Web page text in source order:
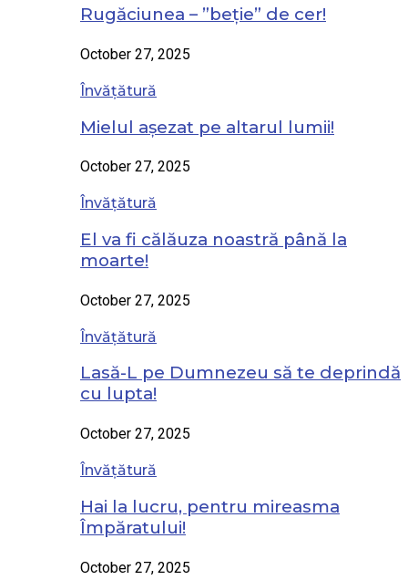
Rugăciunea – ”beție” de cer!
October 27, 2025
Învățătură
Mielul așezat pe altarul lumii!
October 27, 2025
Învățătură
El va fi călăuza noastră până la
moarte!
October 27, 2025
Învățătură
Lasă-L pe Dumnezeu să te deprindă
cu lupta!
October 27, 2025
Învățătură
Hai la lucru, pentru mireasma
Împăratului!
October 27, 2025